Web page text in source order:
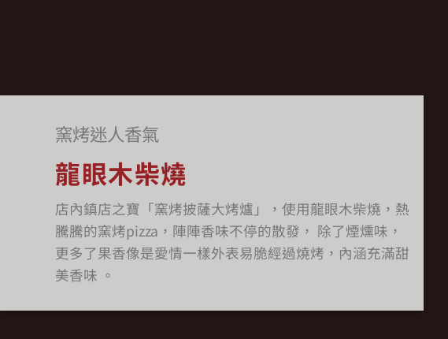
窯烤迷人香氣
龍眼木柴燒
店內鎮店之寶「窯烤披薩大烤爐」，使用龍眼木柴燒，熱
騰騰的窯烤pizza，陣陣香味不停的散發， 除了煙燻味，
更多了果香像是愛情一樣外表易脆經過燒烤，內涵充滿甜
美香味 。